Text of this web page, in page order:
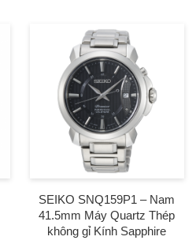
SEIKO SNQ159P1 – Nam
41.5mm Máy Quartz Thép
không gỉ Kính Sapphire